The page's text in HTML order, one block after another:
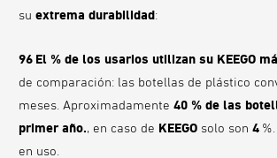
su extrema durabilidad:
96 El % de los usarios utilizan su KEEGO
de comparación: las botellas de plástico
meses. Aproximadamente 40 % de las
primer año., en caso de KEEGO solo son 4 %.
en uso.